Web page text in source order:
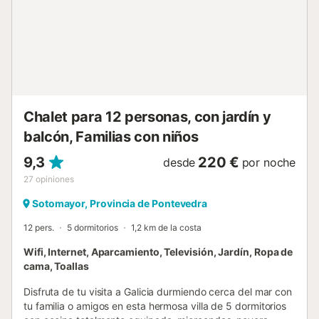
doradas arenas de Santa Marta. Tan cerca está la playa
que nos tomó menos de tres minutos pasear por el carril al
final del jardín hasta la orilla arenosa. Justo más allá, la
Chalet para 12 personas, con jardín y
balcón, Familias con niños
9,3
27 opiniones
desde 220 € por noche
Sotomayor, Provincia de Pontevedra
12 pers. 5 dormitorios 1,2 km de la costa
Wifi, Internet, Aparcamiento, Televisión, Jardín, Ropa de
cama, Toallas
Disfruta de tu visita a Galicia durmiendo cerca del mar con
tu familia o amigos en esta hermosa villa de 5 dormitorios